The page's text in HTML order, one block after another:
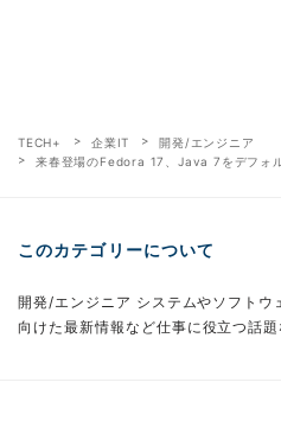
TECH+ 企業IT
開発/エンジニア
来春登場のFedora 17、Java 7をデフォ
このカテゴリーについて
開発/エンジニア システムやソフトウ
向けた最新情報など仕事に役立つ話題